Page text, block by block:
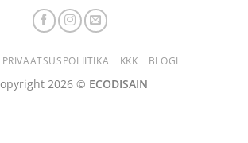
PRIVAATSUSPOLIITIKA KKK BLOGI
2026 © ECODISAIN